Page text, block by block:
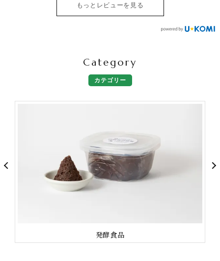
い方、 FTWが気になる方、
お待ちしております😃 ご予
@immuterrace.jp では、
FTWのある暮らしと 自己免
疫力アップや腸活・美肌・
入はプロフィール
@immuterrace.jp のリンクか
………………………………………………
た50分でできる酵素玄米の
炊き方セミナーも随時開催
ら🔍
#FTWプレート #温活ケア
もっとレビューを見る
Category
カテゴリー
発酵食品